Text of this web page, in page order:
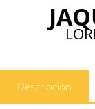
Descripción